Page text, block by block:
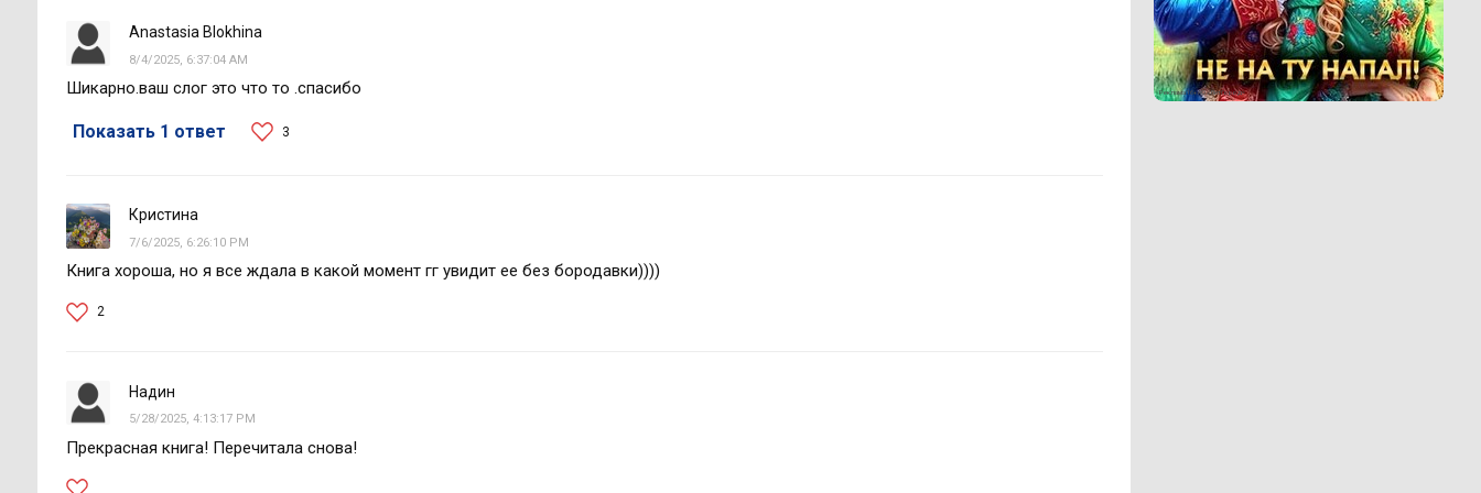
Anastasia Blokhina
8/4/2025, 6:37:04 AM
Шикарно.ваш слог это что то .спасибо
Показать 1 ответ 3
Кристина
7/6/2025, 6:26:10 PM
Книга хороша, но я все ждала в какой момент гг увидит ее без бородавки))))
2
Надин
5/28/2025, 4:13:17 PM
Прекрасная книга! Перечитала снова!
Реклама 16+ АО «ЛитГород»